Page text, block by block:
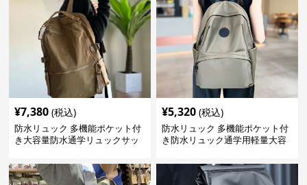
¥7,380 (税込)
防水リュック 多機能ポケット付
き大容量防水通学リュックサッ
¥5,320 (税込)
防水リュック 多機能ポケット付
き防水リュック通学用軽量大容